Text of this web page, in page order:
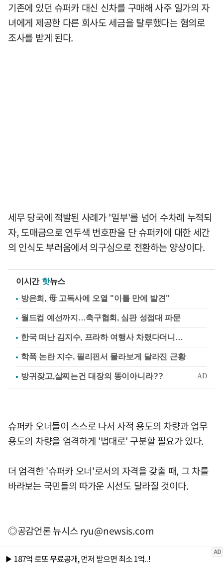
기존에 있던 슈퍼카 대신 신차를 구매해 사주 일가의 자
녀에게 제공한 다른 회사도 세금을 탈루했다는 혐의로
조사를 받게 된다.
세무 당국에 적발된 사례가 '일부'를 넘어 수차례 누적되
자, 도매금으로 연두색 번호판을 단 슈퍼카에 대한 세간
의 인식도 부러움에서 의구심으로 전환하는 양상이다.
이시간 핫뉴스
방은희, 母 고독사에 오열 "이틀 만에 발견"
월드컵 예선까지…축구협회, 심판 성접대 파문
한국 떠난 김지수, 프라하 여행사 차렸다더니…
학폭 논란 지수, 필리핀서 몰라보게 달라진 근황
슈퍼카 오너들이 스스로 나서 사적 용도의 차량과 업무
용도의 차량을 엄격하게 '법대로' 구분할 필요가 있다.
더 엄격한 '슈퍼카 오너'로서의 자격을 갖출 때, 그 차를
바라보는 국민들의 따가운 시선도 달라질 것이다.
◎공감언론 뉴시스ryu@newsis.com